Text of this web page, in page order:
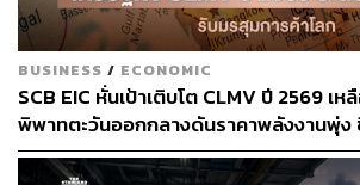
BUSINESS / ECONOMIC
SCB EIC หั่นเป้าเติบโต CLMV ปี 2569 เห
พิพาทตะวันออกกลางดันราคาพลังงานพุ่ง
ออกโตแผ่ว-ยอดเกินดุลการค้าลดลง